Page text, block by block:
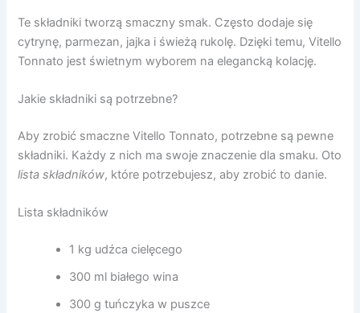
Te składniki tworzą smaczny smak. Często dodaje się
cytrynę, parmezan, jajka i świeżą rukolę. Dzięki temu, Vitello
Tonnato jest świetnym wyborem na elegancką kolację.
Jakie składniki są potrzebne?
Aby zrobić smaczne Vitello Tonnato, potrzebne są pewne
składniki. Każdy z nich ma swoje znaczenie dla smaku. Oto
lista składników, które potrzebujesz, aby zrobić to danie.
Lista składników
1 kg udźca cielęcego
300 ml białego wina
300 g tuńczyka w puszce